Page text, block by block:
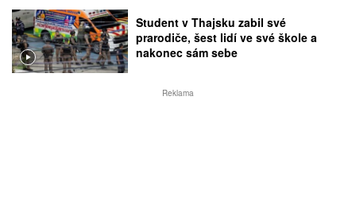
Student v Thajsku zabil své
prarodiče, šest lidí ve své škole a
nakonec sám sebe
Reklama